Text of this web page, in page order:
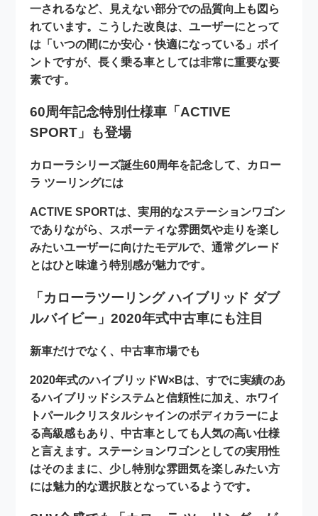
一されるなど、見えない部分での品質向上も図ら
れています。こうした改良は、ユーザーにとって
は「いつの間にか安心・快適になっている」ポイ
ントですが、長く乗る車としては非常に重要な要
素です。
60周年記念特別仕様車「ACTIVE
SPORT」も登場
カローラシリーズ誕生60周年を記念して、カロー
ラ ツーリングには
ACTIVE SPORTは、実用的なステーションワゴン
でありながら、スポーティな雰囲気や走りを楽し
みたいユーザーに向けたモデルで、通常グレード
とはひと味違う特別感が魅力です。
「カローラツーリング ハイブリッド ダブ
ルバイビー」2020年式中古車にも注目
新車だけでなく、中古車市場でも
2020年式のハイブリッドW×Bは、すでに実績のあ
るハイブリッドシステムと信頼性に加え、ホワイ
トパールクリスタルシャインのボディカラーによ
る高級感もあり、中古車としても人気の高い仕様
と言えます。ステーションワゴンとしての実用性
はそのままに、少し特別な雰囲気を楽しみたい方
には魅力的な選択肢となっているようです。